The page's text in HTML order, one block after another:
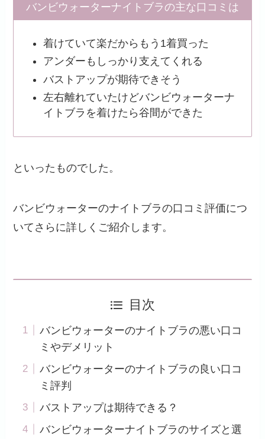
バンビウォーターナイトブラの主な口コミは
着けていて楽だからもう1着買った
アンダーもしっかり支えてくれる
バストアップが期待できそう
左右離れていたけどバンビウォーターナ
イトブラを着けたら谷間ができた
といったものでした。
バンビウォーターのナイトブラの口コミ評価につ
いてさらに詳しくご紹介します。
目次
バンビウォーターのナイトブラの悪い口コ
ミやデメリット
バンビウォーターのナイトブラの良い口コ
ミ評判
バストアップは期待できる？
バンビウォーターナイトブラのサイズと選